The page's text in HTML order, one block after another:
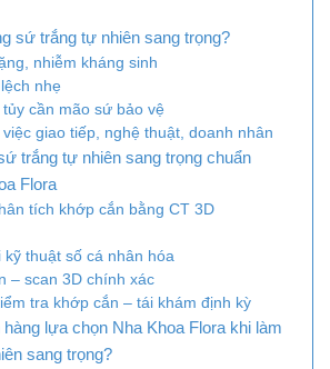
sứ trắng tự nhiên sang trọng?
nhiễm kháng sinh
nhẹ
cần mão sứ bảo vệ
giao tiếp, nghệ thuật, doanh nhân
trắng tự nhiên sang trọng chuẩn
Flora
tích khớp cắn bằng CT 3D
thuật số cá nhân hóa
– scan 3D chính xác
tra khớp cắn – tái khám định kỳ
lựa chọn Nha Khoa Flora khi làm
sang trọng?